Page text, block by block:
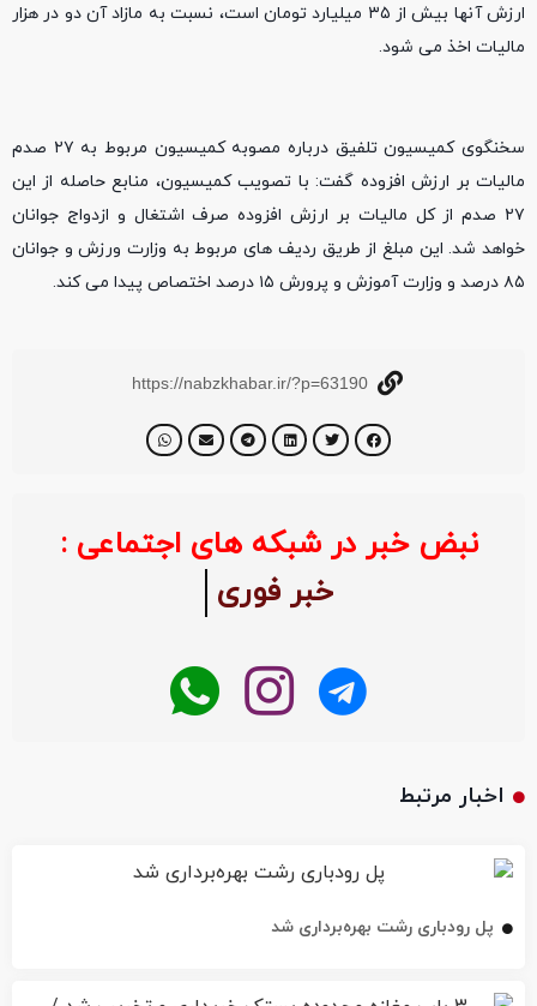
ارزش آنها بیش از ۳۵ میلیارد تومان است، نسبت به مازاد آن دو در هزار
مالیات اخذ می شود.
سخنگوی کمیسیون تلفیق درباره مصوبه کمیسیون مربوط به ۲۷ صدم
مالیات بر ارزش افزوده گفت: با تصویب کمیسیون، منابع حاصله از این
۲۷ صدم از کل مالیات بر ارزش افزوده صرف اشتغال و ازدواج جوانان
خواهد شد. این مبلغ از طریق ردیف های مربوط به وزارت ورزش و جوانان
۸۵ درصد و وزارت آموزش و پرورش ۱۵ درصد اختصاص پیدا می کند.
https://nabzkhabar.ir/?p=63190
نبض خبر در شبکه های اجتماعی :
خبر فوری
اخبار مرتبط
پل رودباری رشت بهره‌برداری شد